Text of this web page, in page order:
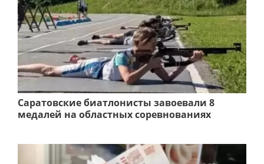
Саратовские биатлонисты завоевали 8
медалей на областных соревнованиях